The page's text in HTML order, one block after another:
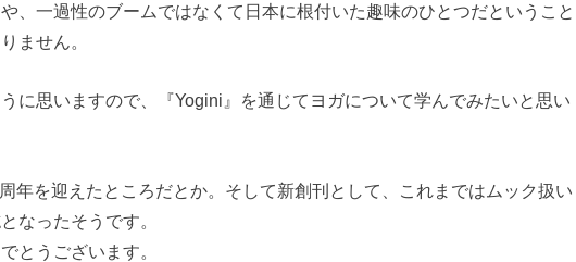
、一過性のブームではなくて日本に根付いた趣味のひとつだということ
ません。
に思いますので、『Yogini』を通じてヨガについて学んでみたいと思い
年を迎えたところだとか。そして新創刊として、これまではムック扱い
なったそうです。
とうございます。